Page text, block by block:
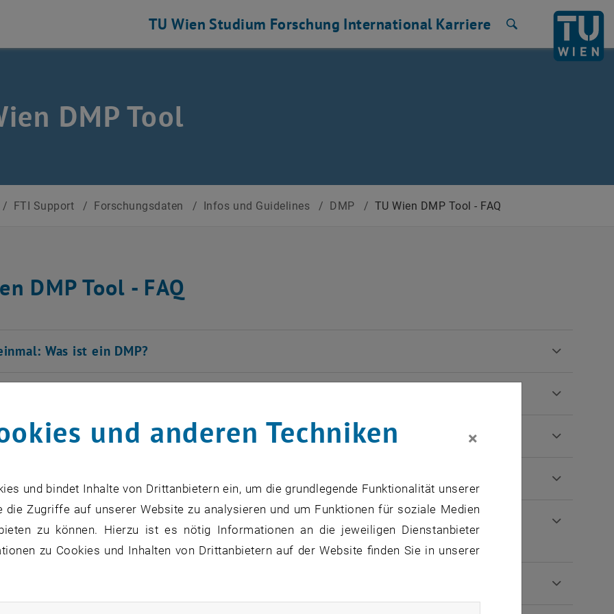
TU Wien Studium Forschung International Karriere
DMP Tool
/ FTI Support / Forschungsdaten / Infos und Guidelines / DMP / TU Wien DMP Tool - FAQ
DMP Tool - FAQ
Was ist ein DMP?
Wien DMP Tool verwenden?
meines Projekts verlangt die Verwendung einer bestimmten DMP-Vorlage. Was
hat das DMP-Tool der TU Wien gegenüber anderen DMP-Tools?
und anderen Techniken ×
und bindet Inhalte von Drittanbietern ein, um die grundlegende Funktionalität unserer
Zugriffe auf unserer Website zu analysieren und um Funktionen für soziale Medien
zu können. Hierzu ist es nötig Informationen an die jeweiligen Dienstanbieter
zu Cookies und Inhalten von Drittanbietern auf der Website finden Sie in unserer